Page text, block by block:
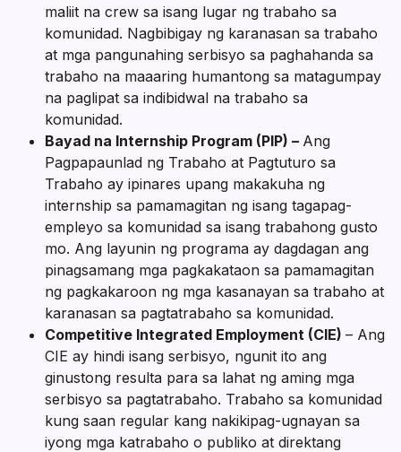
maliit na crew sa isang lugar ng trabaho sa
komunidad. Nagbibigay ng karanasan sa trabaho
at mga pangunahing serbisyo sa paghahanda sa
trabaho na maaaring humantong sa matagumpay
na paglipat sa indibidwal na trabaho sa
komunidad.
Bayad na Internship Program (PIP) – Ang
Pagpapaunlad ng Trabaho at Pagtuturo sa
Trabaho ay ipinares upang makakuha ng
internship sa pamamagitan ng isang tagapag-
empleyo sa komunidad sa isang trabahong gusto
mo. Ang layunin ng programa ay dagdagan ang
pinagsamang mga pagkakataon sa pamamagitan
ng pagkakaroon ng mga kasanayan sa trabaho at
karanasan sa pagtatrabaho sa komunidad.
Competitive Integrated Employment (CIE) – Ang
CIE ay hindi isang serbisyo, ngunit ito ang
ginustong resulta para sa lahat ng aming mga
serbisyo sa pagtatrabaho. Trabaho sa komunidad
kung saan regular kang nakikipag-ugnayan sa
iyong mga katrabaho o publiko at direktang